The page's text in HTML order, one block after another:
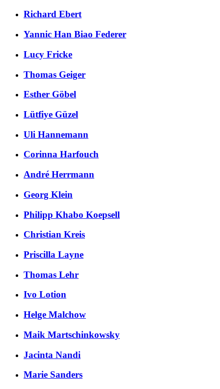
Richard Ebert
Yannic Han Biao Federer
Lucy Fricke
Thomas Geiger
Esther Göbel
Lütfiye Güzel
Uli Hannemann
Corinna Harfouch
André Herrmann
Georg Klein
Philipp Khabo Koepsell
Christian Kreis
Priscilla Layne
Thomas Lehr
Ivo Lotion
Helge Malchow
Maik Martschinkowsky
Jacinta Nandi
Marie Sanders